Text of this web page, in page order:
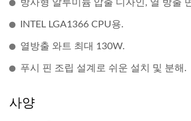
방사형 알루미늄 압출 디자인, 열 방출
INTEL LGA1366 CPU용.
열방출 와트 최대 130W.
푸시 핀 조립 설계로 쉬운 설치 및 분해.
사양